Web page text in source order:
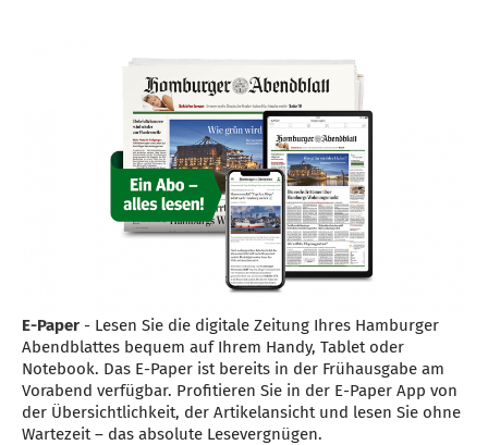
E-Paper - Lesen Sie die digitale Zeitung Ihres Hamburger
Abendblattes bequem auf Ihrem Handy, Tablet oder
Notebook. Das E-Paper ist bereits in der Frühausgabe am
Vorabend verfügbar. Profitieren Sie in der E-Paper App von
der Übersichtlichkeit, der Artikelansicht und lesen Sie ohne
Wartezeit – das absolute Lesevergnügen.